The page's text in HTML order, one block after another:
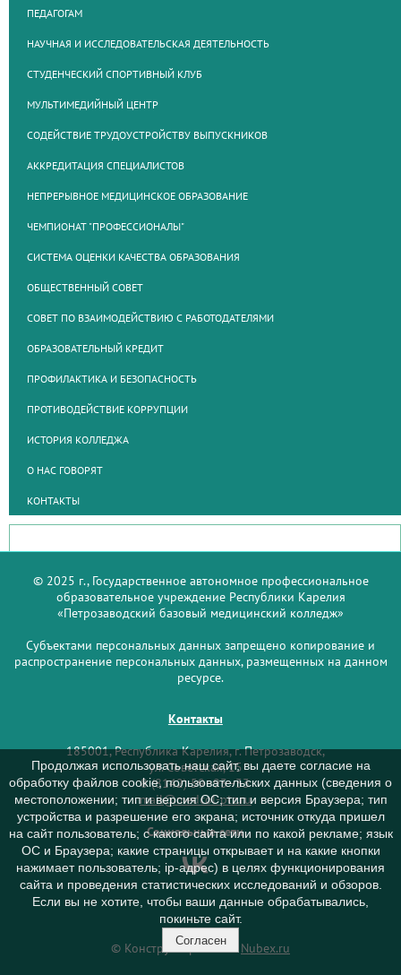
ПЕДАГОГАМ
НАУЧНАЯ И ИССЛЕДОВАТЕЛЬСКАЯ ДЕЯТЕЛЬНОСТЬ
СТУДЕНЧЕСКИЙ СПОРТИВНЫЙ КЛУБ
МУЛЬТИМЕДИЙНЫЙ ЦЕНТР
СОДЕЙСТВИЕ ТРУДОУСТРОЙСТВУ ВЫПУСКНИКОВ
АККРЕДИТАЦИЯ СПЕЦИАЛИСТОВ
НЕПРЕРЫВНОЕ МЕДИЦИНСКОЕ ОБРАЗОВАНИЕ
ЧЕМПИОНАТ "ПРОФЕССИОНАЛЫ"
СИСТЕМА ОЦЕНКИ КАЧЕСТВА ОБРАЗОВАНИЯ
ОБЩЕСТВЕННЫЙ СОВЕТ
СОВЕТ ПО ВЗАИМОДЕЙСТВИЮ С РАБОТОДАТЕЛЯМИ
ОБРАЗОВАТЕЛЬНЫЙ КРЕДИТ
ПРОФИЛАКТИКА И БЕЗОПАСНОСТЬ
ПРОТИВОДЕЙСТВИЕ КОРРУПЦИИ
ИСТОРИЯ КОЛЛЕДЖА
О НАС ГОВОРЯТ
КОНТАКТЫ
© 2025 г., Государственное автономное профессиональное
образовательное учреждение Республики Карелия
«Петрозаводский базовый медицинский колледж»
Субъектами персональных данных запрещено копирование и
распространение персональных данных, размещенных на данном
ресурсе.
Контакты
185001, Республика Карелия, г. Петрозаводск,
ул. Советская, 15
8 (8142) 59–93–33
mail@medcol-ptz.ru
Социальные сети
© Конструктор сайтов Nubex.ru
Продолжая использовать наш сайт, вы даете согласие на
обработку файлов cookie, пользовательских данных (сведения о
местоположении; тип и версия ОС; тип и версия Браузера; тип
устройства и разрешение его экрана; источник откуда пришел
на сайт пользователь; с какого сайта или по какой рекламе; язык
ОС и Браузера; какие страницы открывает и на какие кнопки
нажимает пользователь; ip-адрес) в целях функционирования
сайта и проведения статистических исследований и обзоров.
Если вы не хотите, чтобы ваши данные обрабатывались,
покиньте сайт.
Согласен